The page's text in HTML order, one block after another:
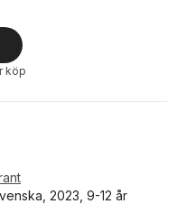
Totalt antal röster:
köp
2023, 9-12 år